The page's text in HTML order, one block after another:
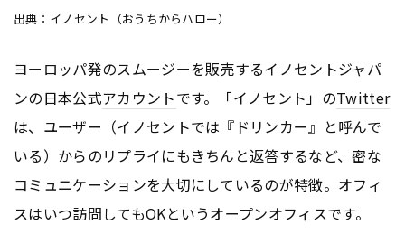
出典：イノセント（おうちからハロー）
ヨーロッパ発のスムージーを販売するイノセントジャパ
ンの日本公式アカウントです。「イノセント」のTwitter
は、ユーザー（イノセントでは『ドリンカー』と呼んで
いる）からのリプライにもきちんと返答するなど、密な
コミュニケーションを大切にしているのが特徴。オフィ
スはいつ訪問してもOKというオープンオフィスです。